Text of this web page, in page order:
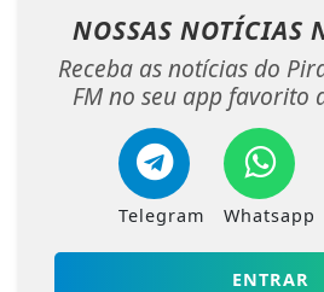
NOSSAS NOTÍCIAS
Receba as notícias do
FM no seu app favorito
Telegram Whatsapp
ENTRAR